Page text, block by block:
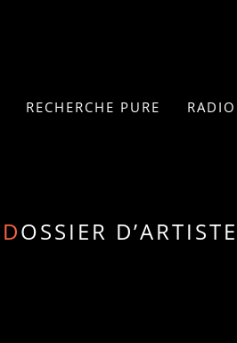
RECHERCHE PURE RADIO
DOSSIER D’ARTISTE